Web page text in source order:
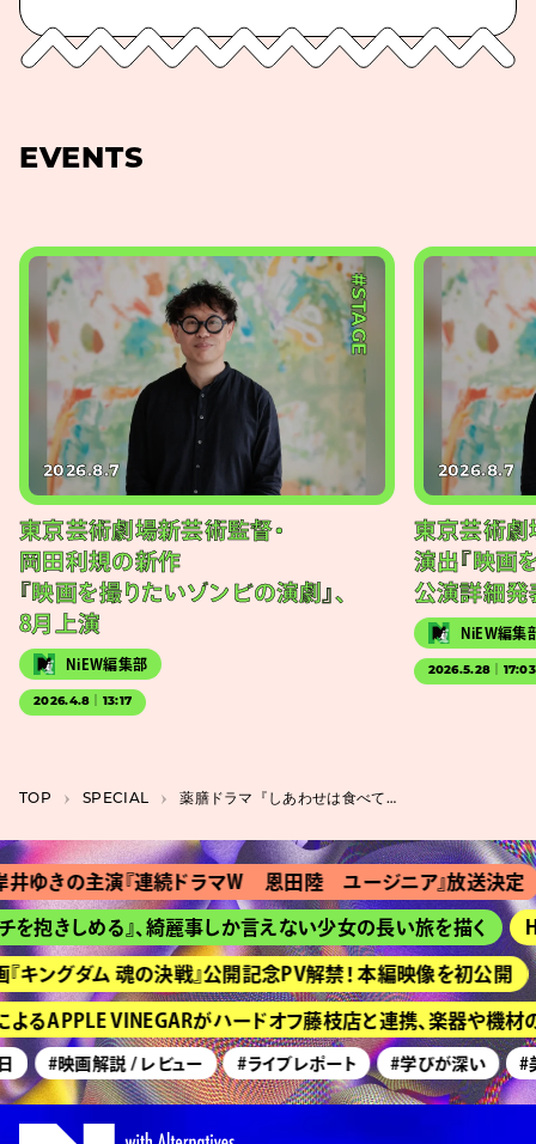
EVENTS
#STAGE
2026.8.7
東京芸術劇場新芸術監督・
岡田利規の新作
『映画を撮りたいゾンビの演劇』、
8月上演
NiEW編集部
2026.4.8｜13:17
2026.8.7
東京芸術劇
演出『映画
公演詳細発
NiEW編集
2026.5.28｜17:03
TOP SPECIAL 薬膳ドラマ『しあわせは食べて寝て待て』が教えてくれる日常に潜む「良質な普通」
の主演『連続ドラマＷ 恩田陸 ユージニア』放送決定 『Ｔ
しめる』、綺麗事しか言えない少女の長い旅を描く
ダム 魂の決戦』公開記念PV解禁！ 本編映像を初公開 京
VINEGARがハードオフ藤枝店と連携、楽器や機材の買
#映画解説 / レビュー #ライブレポート #学びが深い #美術